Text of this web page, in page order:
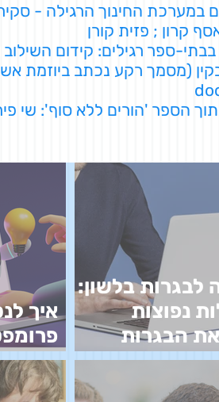
במערכת החינוך הרגילה -
קרון ; פזית קורן
ספר רגילים: קידום
(מסמך רקע נכתב ביוזמת
הספר 'הורים ללא סוף': שי
לבגרות בלשון:
נפוצות
הבגרות
מדריך